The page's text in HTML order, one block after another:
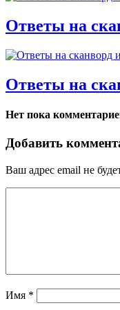
Ответы на
Ответы на
Нет пока
Добавить
Ваш адрес email не
Имя *